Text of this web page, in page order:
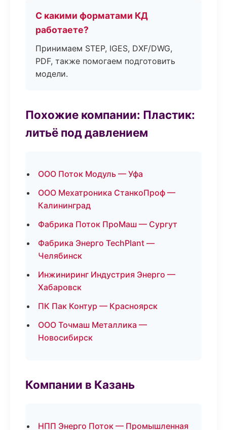
С какими форматами КД
работаете?
Принимаем STEP, IGES, DXF/DWG,
PDF, также помогаем подготовить
модели.
Похожие компании: Пластик:
литьё под давлением
ООО Поток Модуль — Уфа
ООО Мехатроника СтанкоПроф —
Калининград
Фабрика Поток ПроМаш — Сургут
Фабрика Энерго TechPlant —
Челябинск
Инжиниринг Индустрия Энерго —
Хабаровск
ПК Пак Контур — Красноярск
ООО Точмаш Металлика —
Новосибирск
Компании в Казань
НПП Энерго Поток — Промышленная